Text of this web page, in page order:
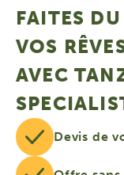
FAITES
VOS
AVEC
Devis de